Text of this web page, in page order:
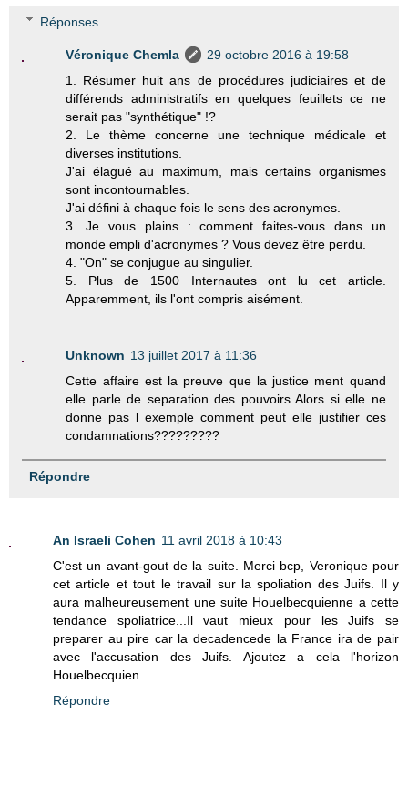
Réponses
Véronique Chemla
29 octobre 2016 à 19:58
1. Résumer huit ans de procédures judiciaires et de
différends administratifs en quelques feuillets ce ne
serait pas "synthétique" !?
2. Le thème concerne une technique médicale et
diverses institutions.
J'ai élagué au maximum, mais certains organismes
sont incontournables.
J'ai défini à chaque fois le sens des acronymes.
3. Je vous plains : comment faites-vous dans un
monde empli d'acronymes ? Vous devez être perdu.
4. "On" se conjugue au singulier.
5. Plus de 1500 Internautes ont lu cet article.
Apparemment, ils l'ont compris aisément.
Unknown 13 juillet 2017 à 11:36
Cette affaire est la preuve que la justice ment quand
elle parle de separation des pouvoirs Alors si elle ne
donne pas l exemple comment peut elle justifier ces
condamnations?????????
Répondre
An Israeli Cohen 11 avril 2018 à 10:43
C'est un avant-gout de la suite. Merci bcp, Veronique pour
cet article et tout le travail sur la spoliation des Juifs. Il y
aura malheureusement une suite Houelbecquienne a cette
tendance spoliatrice...Il vaut mieux pour les Juifs se
preparer au pire car la decadencede la France ira de pair
avec l'accusation des Juifs. Ajoutez a cela l'horizon
Houelbecquien...
Répondre